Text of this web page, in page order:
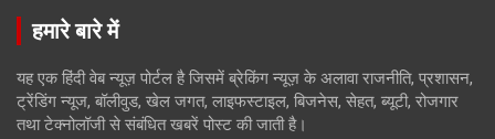
हमारे बारे में
यह एक हिंदी वेब न्यूज़ पोर्टल है जिसमें ब्रेकिंग न्यूज़ के अलावा राजनीति, प्रशासन,
ट्रेंडिंग न्यूज, बॉलीवुड, खेल जगत, लाइफस्टाइल, बिजनेस, सेहत, ब्यूटी, रोजगार
तथा टेक्नोलॉजी से संबंधित खबरें पोस्ट की जाती है।